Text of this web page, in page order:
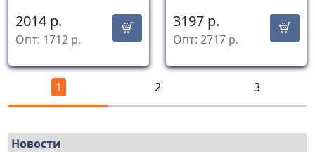
2014 р.
Опт: 1712 р.
3197 р.
Опт: 2717 р.
1 2 3
Новости